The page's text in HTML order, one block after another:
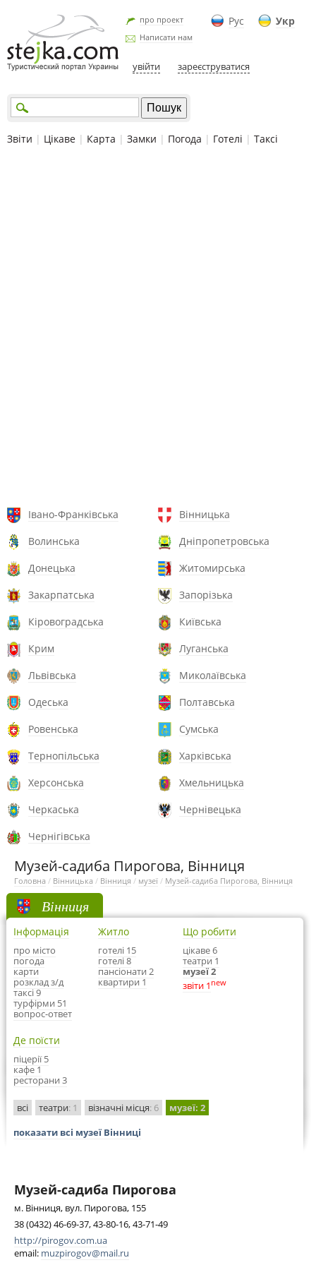
Рус Укр
про проект
Написати нам
увійти зареєструватися
Звіти | Цікаве | Карта | Замки | Погода | Готелі | Таксі
Івано-Франківська
Вінницька
Волинська
Дніпропетровська
Донецька
Житомирська
Закарпатська
Запорізька
Кіровоградська
Київська
Крим
Луганська
Львівська
Миколаївська
Одеська
Полтавська
Ровенська
Сумська
Тернопільська
Харківська
Херсонська
Хмельницька
Черкаська
Чернівецька
Чернігівська
Музей-садиба Пирогова, Вінниця
Головна / Вінницька / Вінниця / музеї / Музей-садиба Пирогова, Вінниця
Вінниця
Інформація
про місто
погода
карти
розклад з/д
таксі 9
турфірми 51
вопрос-ответ
Житло
готелі 15
готелі 8
пансіонати 2
квартири 1
Що робити
цікаве 6
театри 1
музеї 2
звіти 1 new
Де поїсти
піцерії 5
кафе 1
ресторани 3
всі театри: 1 візначні місця: 6 музеї: 2
показати всі музеї Вінниці
Музей-садиба Пирогова
м. Вінниця, вул. Пирогова, 155
38 (0432) 46-69-37, 43-80-16, 43-71-49
http://pirogov.com.ua
email: muzpirogov@mail.ru